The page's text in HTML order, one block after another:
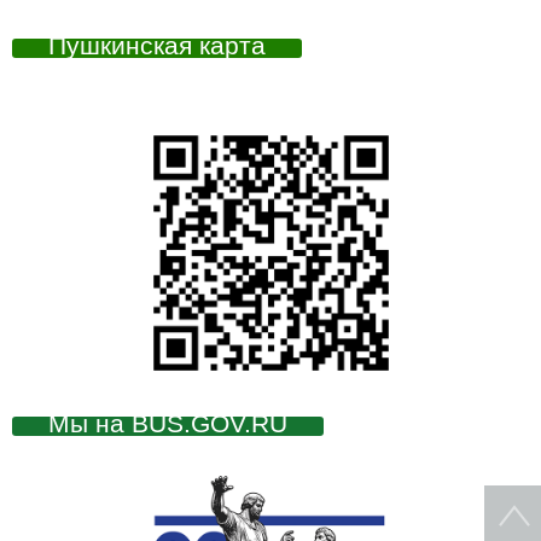
Пушкинская карта
Мы на BUS.GOV.RU